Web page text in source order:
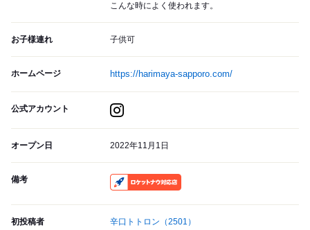
こんな時によく使われます。
お子様連れ 子供可
ホームページ https://harimaya-sapporo.com/
公式アカウント
オープン日 2022年11月1日
備考
初投稿者 辛口トトロン （2501）